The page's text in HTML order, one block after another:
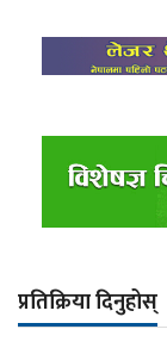
प्रतिक्रिया दिनुहोस्